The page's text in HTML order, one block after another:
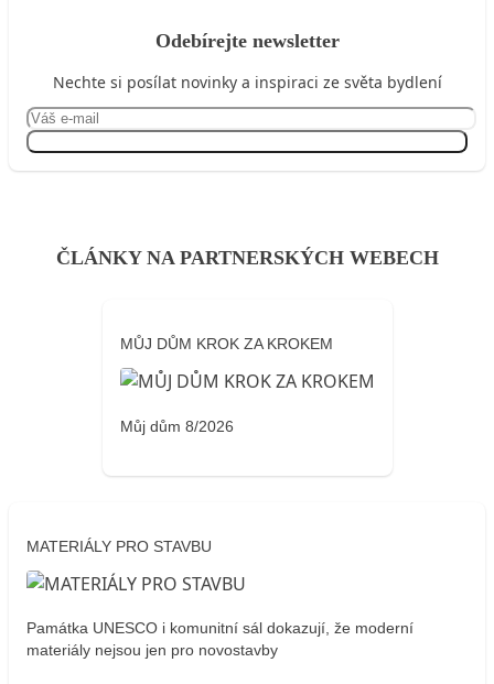
Odebírejte newsletter
Nechte si posílat novinky a inspiraci ze světa bydlení
ČLÁNKY NA PARTNERSKÝCH WEBECH
MŮJ DŮM KROK ZA KROKEM
Můj dům 8/2026
MATERIÁLY PRO STAVBU
Památka UNESCO i komunitní sál dokazují, že moderní
materiály nejsou jen pro novostavby